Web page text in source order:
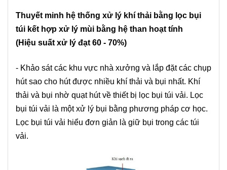
Thuyết minh hệ thống xử lý khí thải bằng lọc bụi
túi kết hợp xử lý mùi bằng hệ than hoạt tính
(Hiệu suất xử lý đạt 60 - 70%)
- Khảo sát các khu vực nhà xưởng và lắp đặt các chụp
hút sao cho hút được nhiều khí thải và bụi nhất. Khí
thải và bụi nhờ quạt hút về thiết bị lọc bụi túi vải. Lọc
bụi túi vải là một xử lý bụi bằng phương pháp cơ học.
Lọc bụi túi vải hiểu đơn giản là giữ bụi trong các túi
vải.